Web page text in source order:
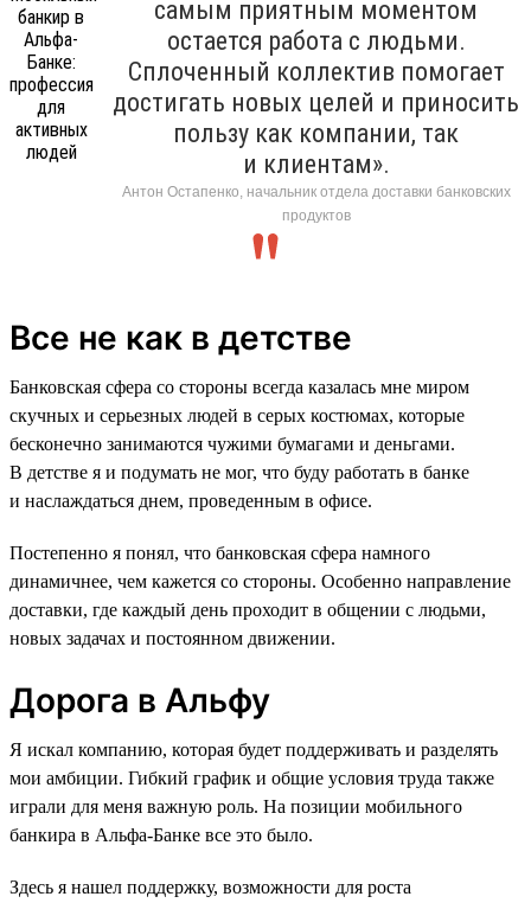
самым приятным моментом
остается работа с людьми.
Сплоченный коллектив помогает
достигать новых целей и приносить
пользу как компании, так
и клиентам».
Антон Остапенко, начальник отдела доставки банковских
продуктов
Все не как в детстве
Банковская сфера со стороны всегда казалась мне миром
скучных и серьезных людей в серых костюмах, которые
бесконечно занимаются чужими бумагами и деньгами.
В детстве я и подумать не мог, что буду работать в банке
и наслаждаться днем, проведенным в офисе.
Постепенно я понял, что банковская сфера намного
динамичнее, чем кажется со стороны. Особенно направление
доставки, где каждый день проходит в общении с людьми,
новых задачах и постоянном движении.
Дорога в Альфу
Я искал компанию, которая будет поддерживать и разделять
мои амбиции. Гибкий график и общие условия труда также
играли для меня важную роль. На позиции мобильного
банкира в Альфа-Банке все это было.
Здесь я нашел поддержку, возможности для роста